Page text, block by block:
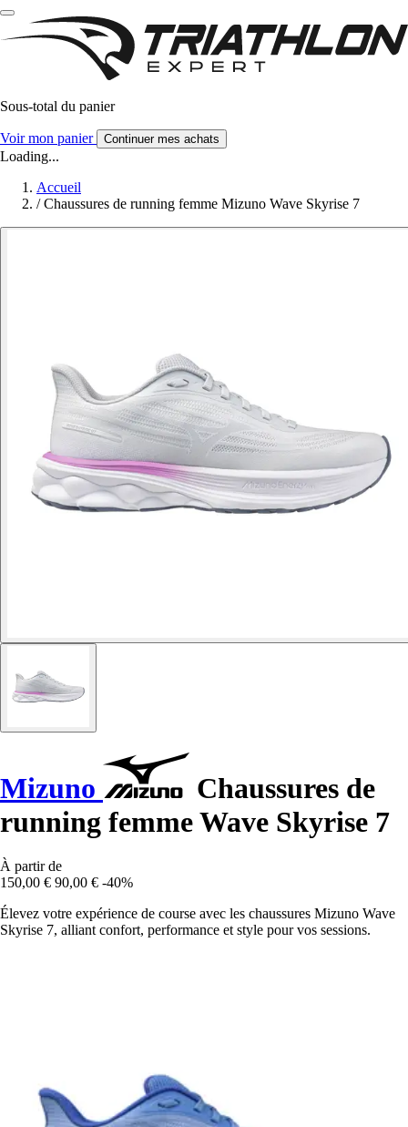
Sous-total du panier
Voir mon panier Continuer mes achats
Loading...
Accueil
/ Chaussures de running femme Mizuno Wave Skyrise 7
Mizuno
Chaussures de
running femme Wave Skyrise 7
À partir de
150,00 € 90,00 € -40%
Élevez votre expérience de course avec les chaussures Mizuno Wave
Skyrise 7, alliant confort, performance et style pour vos sessions.